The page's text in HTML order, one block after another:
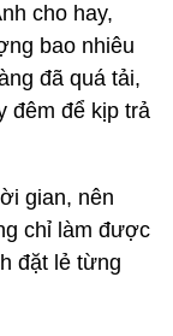
cho hay,
bao nhiêu
đã quá tải,
đêm để kịp trả
gian, nên
chỉ làm được
đặt lẻ từng